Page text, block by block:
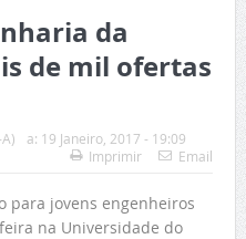
da
de mil ofertas
a: 19 Janeiro, 2017 - 19:09
Imprimir
Email
para jovens engenheiros
na Universidade do